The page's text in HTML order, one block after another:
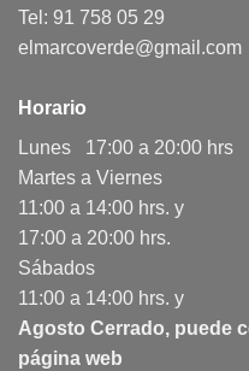
Tel: 91 758 05 29
elmarcoverde@gmail.com
Horario
Lunes 17:00 a 20:00 hrs
Martes a Viernes
11:00 a 14:00 hrs. y
17:00 a 20:00 hrs.
Sábados
11:00 a 14:00 hrs. y
Agosto Cerrado, puede
página web